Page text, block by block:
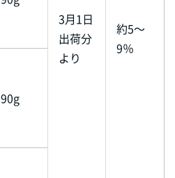
3月1日
出荷分
より
約5～
9％
90g